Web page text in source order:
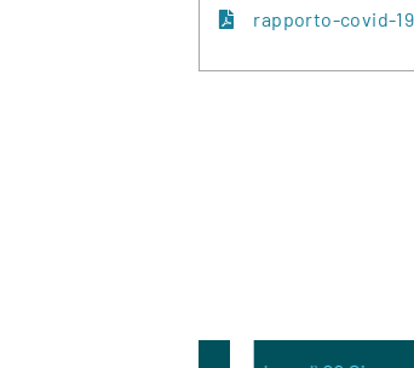
rapporto-covid-